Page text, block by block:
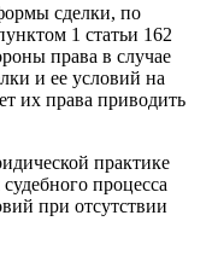
сделки, по
1 статьи 162
права в случае
и ее условий на
их права приводить
практике
процесса
при отсутствии